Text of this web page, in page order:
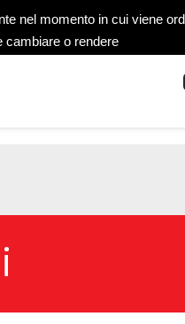
nel momento in cui viene
cambiare o rendere